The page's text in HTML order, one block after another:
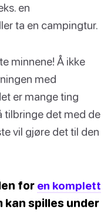
en
ta en campingtur.
minnene! Å ikke
med
er mange ting
tilbringe det med de
vil gjøre det til den
for en komplett
kan spilles under